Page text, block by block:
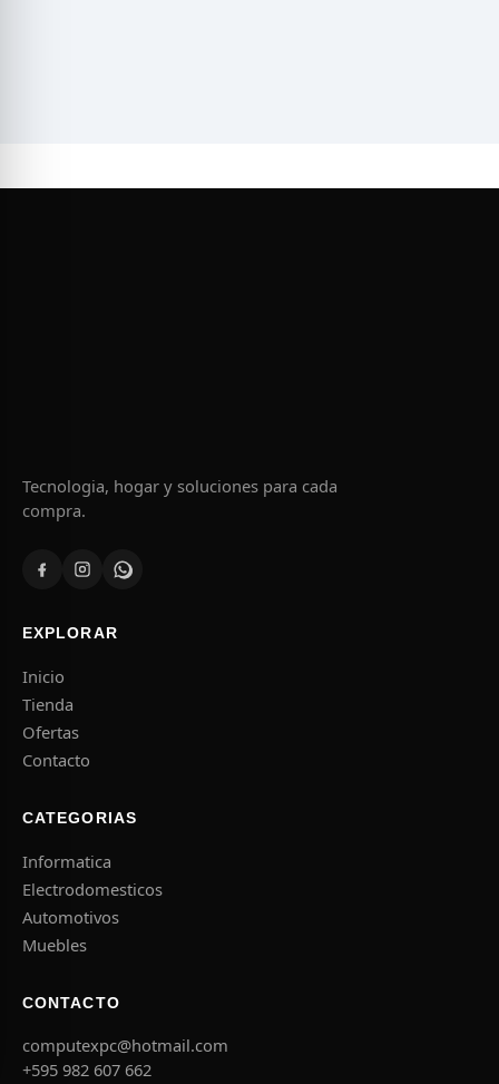
Tecnologia, hogar y soluciones para cada
compra.
EXPLORAR
Inicio
Tienda
Ofertas
Contacto
CATEGORIAS
Informatica
Electrodomesticos
Automotivos
Muebles
CONTACTO
computexpc@hotmail.com
+595 982 607 662